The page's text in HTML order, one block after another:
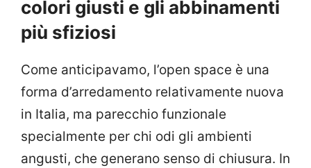
colori giusti e gli abbinamenti
più sfiziosi
Come anticipavamo, l’open space è una
forma d’arredamento relativamente nuova
in Italia, ma parecchio funzionale
specialmente per chi odi gli ambienti
angusti, che generano senso di chiusura. In